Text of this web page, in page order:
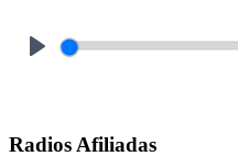
Radios Afiliadas